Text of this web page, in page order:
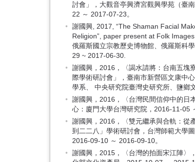
討會」，大觀音亭興濟宮觀興學苑（臺
22 ～ 2017-07-23。
謝國興, 2017, “The Shaman Facial
Religion”, paper present at Folk
俄羅斯國立宗教歷史博物館、俄羅斯科
29 ~ 2017-06-30.
謝國興，2016，〈謁水請將：台南五塊
際學術研討會」，臺南市新營區文康中
學系、 中央研究院臺灣史研究所、鹽鄉
謝國興，2016，〈台灣民間信仰中的日
心：廈門大學台灣研究院，2016-11-05
謝國興，2016，〈雙元繼承與合軌：從
到二二八」學術研討會，台灣師範大學
2016-09-10 ～ 2016-09-10。
謝國興，2015，〈台灣的拍面宋江陣〉